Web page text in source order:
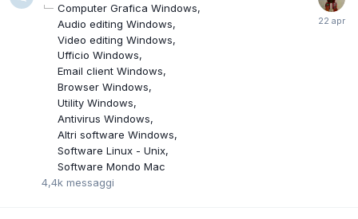
Computer Grafica Windows
Audio editing Windows
Video editing Windows
Ufficio Windows
Email client Windows
Browser Windows
Utility Windows
Antivirus Windows
Altri software Windows
Software Linux - Unix
Software Mondo Mac
4,4k messaggi